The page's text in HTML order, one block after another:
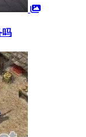
吗